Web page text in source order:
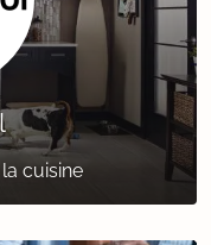
cuisine